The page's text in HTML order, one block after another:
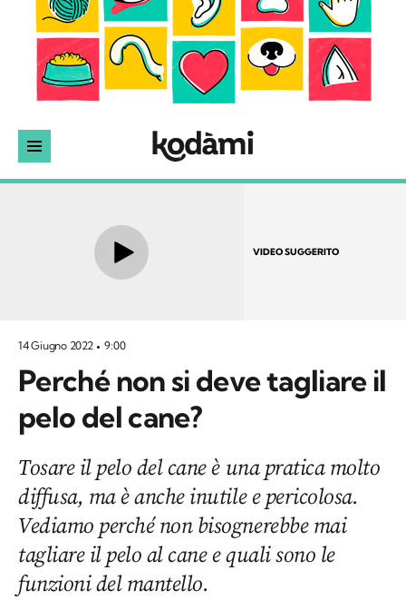
VIDEO SUGGERITO
14 Giugno 2022 9:00
Perché non si deve tagliare il
pelo del cane?
Tosare il pelo del cane è una pratica molto
diffusa, ma è anche inutile e pericolosa.
Vediamo perché non bisognerebbe mai
tagliare il pelo al cane e quali sono le
funzioni del mantello.